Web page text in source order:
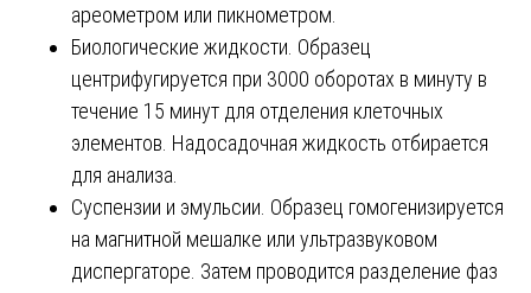
ареометром или пикнометром.
Биологические жидкости. Образец
центрифугируется при 3000 оборотах в минуту в
течение 15 минут для отделения клеточных
элементов. Надосадочная жидкость отбирается
для анализа.
Суспензии и эмульсии. Образец гомогенизируется
на магнитной мешалке или ультразвуковом
диспергаторе. Затем проводится разделение фаз